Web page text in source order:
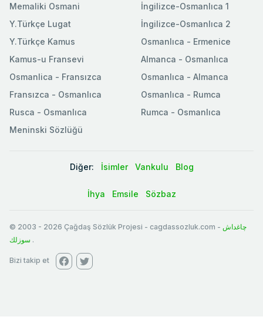
Memaliki Osmani
Y.Türkçe Lugat
Y.Türkçe Kamus
İngilizce-Osmanlıca 1
İngilizce-Osmanlıca 2
Osmanlıca - Ermenice
Kamus-u Fransevi
Osmanlica - Fransızca
Fransızca - Osmanlıca
Rusca - Osmanlıca
Meninski Sözlüğü
Almanca - Osmanlıca
Osmanlıca - Almanca
Osmanlıca - Rumca
Rumca - Osmanlıca
Diğer: İsimler Vankulu Blog
İhya Emsile Sözbaz
© 2003 - 2026 Çağdaş Sözlük Projesi - cagdassozluk.com - چاغداش
سوزلك .
Bizi takip et